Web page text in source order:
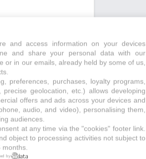
and access information on your devices
and share your personal data with our
or in our emails, already held by some of us,
preferences, purchases, loyalty programs,
geolocation, etc.) allows developing
offers and ads across your devices and
audio, and video), personalising them,
audiences.
at any time via the "cookies" footer link.
object to processing activities not subject to
months.
by